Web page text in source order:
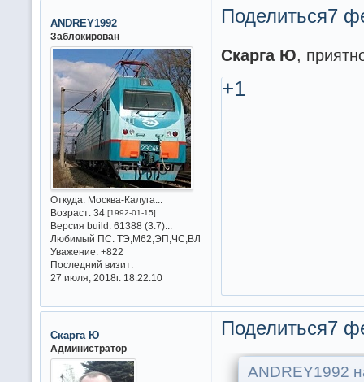
Поделиться7
ANDREY1992
Заблокирован
Откуда:Москва-Калуга...
Возраст:34 [1992-01-15]
Версия build:61388 (3.7)...
Любимый ПС:ТЭ,М62,ЭП,ЧС,ВЛ
Уважение: +822
Последний визит:
27 июля, 2018г. 18:22:10
Скарга Ю,
+1
Поделиться7
Скарга Ю
Администратор
ANDREY1992